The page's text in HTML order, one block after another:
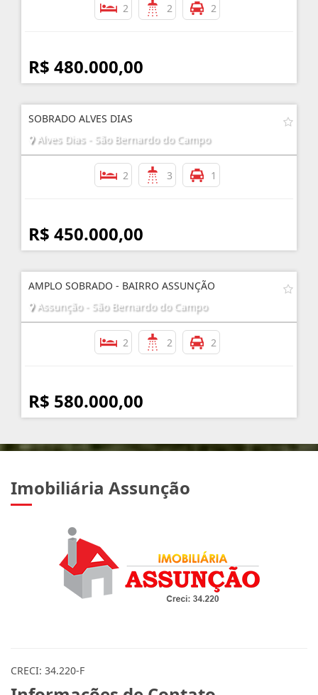
2 2 2
R$ 480.000,00
SOBRADO ALVES DIAS
Alves Dias - São Bernardo do Campo
2 3 1
R$ 450.000,00
AMPLO SOBRADO - BAIRRO ASSUNÇÃO
Assunção - São Bernardo do Campo
2 2 2
R$ 580.000,00
Imobiliária Assunção
CRECI: 34.220-F